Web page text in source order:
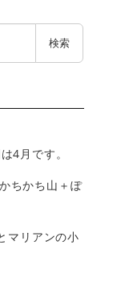
検索
4月です。
ちかち山＋ぽ
マリアンの小